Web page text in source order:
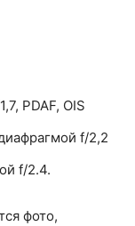
PDAF, OIS
f/2,2
f/2.4.
фото,